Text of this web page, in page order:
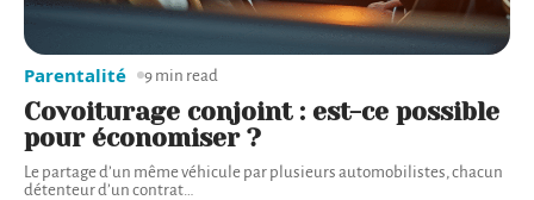
Covoiturage conjoint : est-ce possible
pour économiser ?
Le partage d’un même véhicule par plusieurs automobilistes, chacun
détenteur d’un contrat
Parentalité 9 min read